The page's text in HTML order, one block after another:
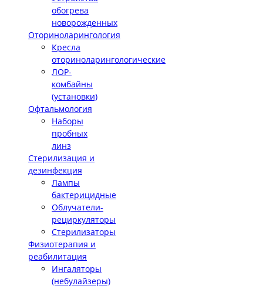
обогрева
новорожденных
Оториноларингология
Кресла
оториноларингологические
ЛОР-
комбайны
(установки)
Офтальмология
Наборы
пробных
линз
Стерилизация и
дезинфекция
Лампы
бактерицидные
Облучатели-
рециркуляторы
Стерилизаторы
Физиотерапия и
реабилитация
Ингаляторы
(небулайзеры)